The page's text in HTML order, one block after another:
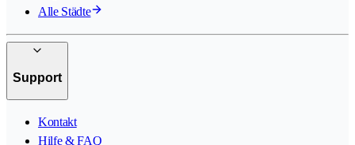
Alle Städte
Support
Kontakt
Hilfe & FAQ